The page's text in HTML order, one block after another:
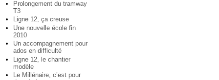
Prolongement du tramway
T3
Ligne 12, ça creuse
Une nouvelle école fin
2010
Un accompagnement pour
ados en difficulté
Ligne 12, le chantier
modèle
Le Millénaire, c’est pour